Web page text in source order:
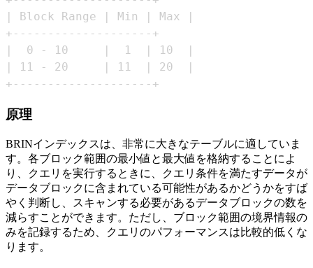
+--------------------+
原理
BRINインデックスは、非常に大きなテーブルに適していま
す。各ブロック範囲の最小値と最大値を格納することによ
り、クエリを実行するときに、クエリ条件を満たすデータが
データブロックに含まれている可能性があるかどうかをすば
やく判断し、スキャンする必要があるデータブロックの数を
減らすことができます。ただし、ブロック範囲の境界情報の
みを記録するため、クエリのパフォーマンスは比較的低くな
ります。